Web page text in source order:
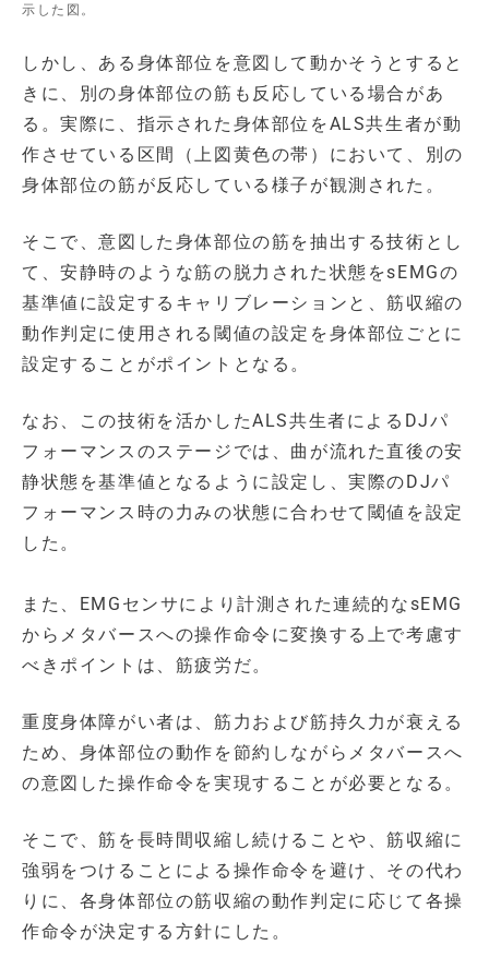
示した図。
しかし、ある身体部位を意図して動かそうとすると
きに、別の身体部位の筋も反応している場合があ
る。実際に、指示された身体部位をALS共生者が動
作させている区間（上図黄色の帯）において、別の
身体部位の筋が反応している様子が観測された。
そこで、意図した身体部位の筋を抽出する技術とし
て、安静時のような筋の脱力された状態をsEMGの
基準値に設定するキャリブレーションと、筋収縮の
動作判定に使用される閾値の設定を身体部位ごとに
設定することがポイントとなる。
なお、この技術を活かしたALS共生者によるDJパ
フォーマンスのステージでは、曲が流れた直後の安
静状態を基準値となるように設定し、実際のDJパ
フォーマンス時の力みの状態に合わせて閾値を設定
した。
また、EMGセンサにより計測された連続的なsEMG
からメタバースへの操作命令に変換する上で考慮す
べきポイントは、筋疲労だ。
重度身体障がい者は、筋力および筋持久力が衰える
ため、身体部位の動作を節約しながらメタバースへ
の意図した操作命令を実現することが必要となる。
そこで、筋を長時間収縮し続けることや、筋収縮に
強弱をつけることによる操作命令を避け、その代わ
りに、各身体部位の筋収縮の動作判定に応じて各操
作命令が決定する方針にした。